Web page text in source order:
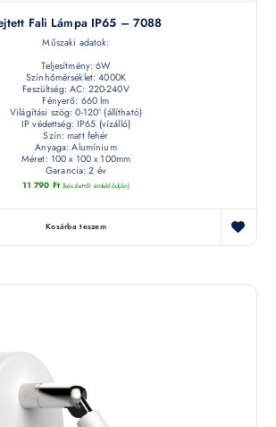
Fali Lámpa IP65 – 7088
Műszaki adatok:
Teljesítmény: 6W
Színhőmérséklet: 4000K
Feszültség: AC: 220-240V
Fényerő: 660 lm
Világítási szög: 0-120° (állítható)
IP védettség: IP65 (vízálló)
Szín: matt fehér
Anyaga: Alumínium
Méret: 100 x 100 x 100mm
Garancia: 2 év
11 790 Ft (készletről érdeklődjön)
Kosárba teszem